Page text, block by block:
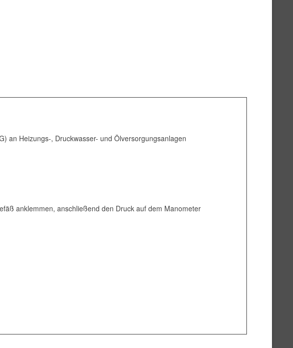
an Heizungs-, Druckwasser- und Ölversorgungsanlagen
anklemmen, anschließend den Druck auf dem Manometer